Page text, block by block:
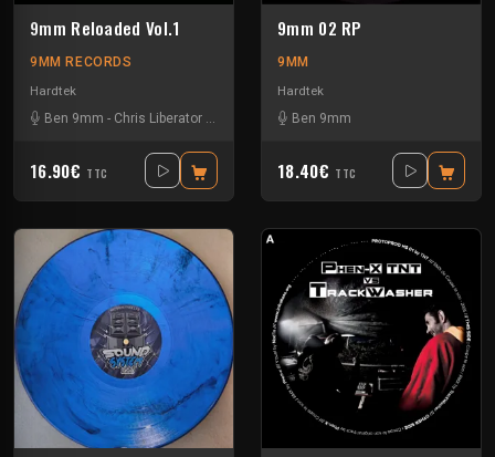
9mm Reloaded Vol.1
9MM RECORDS
Hardtek
Ben 9mm - Chris Liberator Mat Moebius
16.90€ TTC
9mm 02 RP
9MM
Hardtek
Ben 9mm
18.40€ TTC